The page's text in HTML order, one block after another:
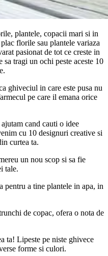
plantele, copacii mari si in
florile sau plantele variaza
pasionat de tot ce creste in
tragi un ochi peste aceste 10
ghiveciul in care este pusa nu
pe care il emana orice
cand cauti o idee
cu 10 designuri creative si
curtea ta.
un nou scop si sa fie
tale.
pentru a tine plantele in apa, in
de copac, ofera o nota de
ta! Lipeste pe niste ghivece
forme si culori.